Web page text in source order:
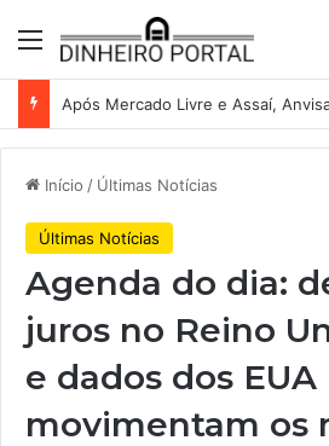
Menu
Início / Últimas Notícias
Últimas Notícias
Agenda do dia:
juros no Reino
e dados dos EUA
movimentam os